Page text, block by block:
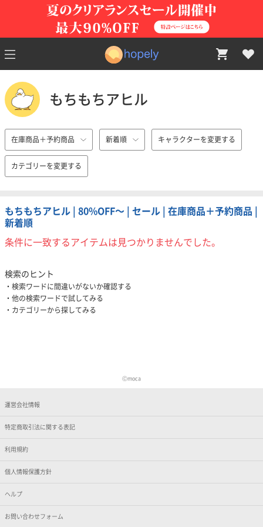
もちもちアヒル
在庫商品＋予約商品 新着順 キャラクターを変更する
カテゴリーを変更する
もちもちアヒル | 80%OFF〜 | セール | 在庫商品＋予約商品 |
新着順
条件に一致するアイテムは見つかりませんでした。
検索のヒント
検索ワードに間違いがないか確認する
他の検索ワードで試してみる
カテゴリーから探してみる
Ⓒmoca
運営会社情報
特定商取引法に関する表記
利用規約
個人情報保護方針
ヘルプ
お問い合わせフォーム